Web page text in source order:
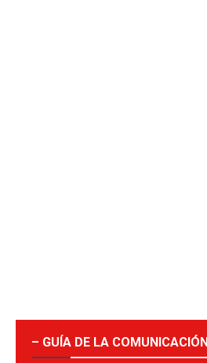
– GUÍA DE LA